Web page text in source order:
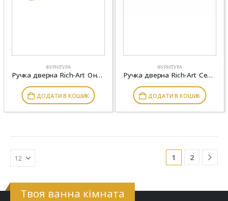
ФУРНІТУРА
Ручка дверна Rich-Art Онтаріо 423 R80 MWSN матовий нікель браш
ДОДАТИ В КОШИК
ФУРНІТУРА
Ручка дверна Rich-Art Сента 361 R78 (тонка розетка) MWSC матовий хром
ДОДАТИ В КОШИК
1 2
Твоя ванна кімната